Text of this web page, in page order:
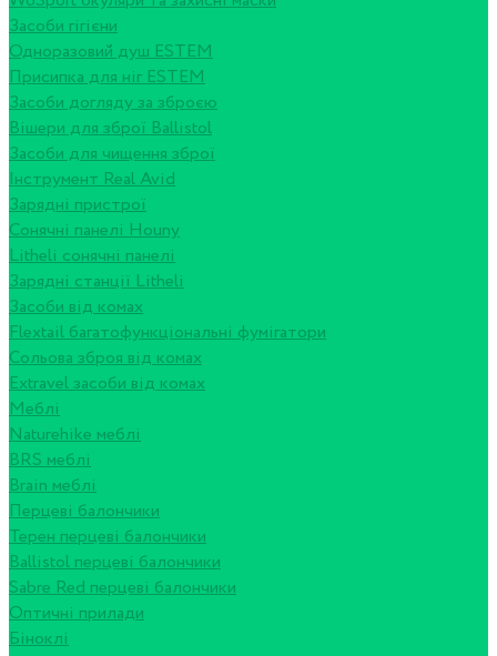
Засоби гігієни
Одноразовий душ ESTEM
Присипка для ніг ESTEM
Засоби догляду за зброєю
Вішери для зброї Ballistol
Засоби для чищення зброї
Інструмент Real Avid
Зарядні пристрої
Сонячні панелі Houny
Litheli сонячні панелі
Зарядні станції Litheli
Засоби від комах
Flextail багатофункціональні фумігатори
Сольова зброя від комах
Extravel засоби від комах
Меблі
Naturehike меблі
BRS меблі
Brain меблі
Перцеві балончики
Терен перцеві балончики
Ballistol перцеві балончики
Sabre Red перцеві балончики
Оптичні прилади
Біноклі